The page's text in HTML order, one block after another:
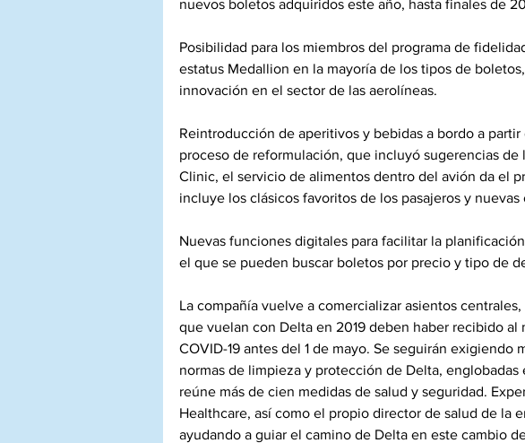
nuevos boletos adquiridos este año, hasta finales de
Posibilidad para los miembros del programa de
estatus Medallion en la mayoría de los tipos de
innovación en el sector de las aerolíneas.
Reintroducción de aperitivos y bebidas a bordo a
proceso de reformulación, que incluyó sugerencias
Clinic, el servicio de alimentos dentro del avión da el
incluye los clásicos favoritos de los pasajeros y nuevas
Nuevas funciones digitales para facilitar la
el que se pueden buscar boletos por precio y tipo de
La compañía vuelve a comercializar asientos
que vuelan con Delta en 2019 deben haber recibido al
COVID-19 antes del 1 de mayo. Se seguirán exigiendo
normas de limpieza y protección de Delta, englobadas
reúne más de cien medidas de salud y seguridad.
Healthcare, así como el propio director de salud de la
ayudando a guiar el camino de Delta en este cambio